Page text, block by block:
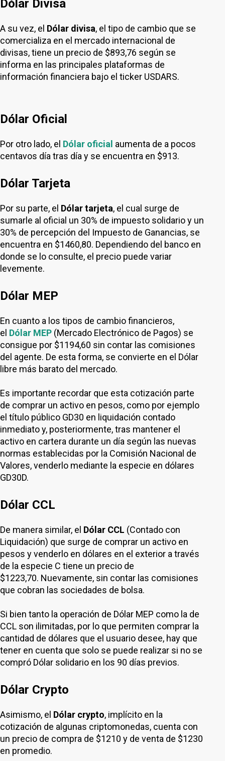
Dólar Divisa
A su vez, el Dólar divisa, el tipo de cambio que se
comercializa en el mercado internacional de
divisas, tiene un precio de $893,76 según se
informa en las principales plataformas de
información financiera bajo el ticker USDARS.
Dólar Oficial
Por otro lado, el Dólar oficial aumenta de a pocos
centavos día tras día y se encuentra en $913.
Dólar Tarjeta
Por su parte, el Dólar tarjeta, el cual surge de
sumarle al oficial un 30% de impuesto solidario y un
30% de percepción del Impuesto de Ganancias, se
encuentra en $1460,80. Dependiendo del banco en
donde se lo consulte, el precio puede variar
levemente.
Dólar MEP
En cuanto a los tipos de cambio financieros,
el Dólar MEP (Mercado Electrónico de Pagos) se
consigue por $1194,60 sin contar las comisiones
del agente. De esta forma, se convierte en el Dólar
libre más barato del mercado.
Es importante recordar que esta cotización parte
de comprar un activo en pesos, como por ejemplo
el título público GD30 en liquidación contado
inmediato y, posteriormente, tras mantener el
activo en cartera durante un día según las nuevas
normas establecidas por la Comisión Nacional de
Valores, venderlo mediante la especie en dólares
GD30D.
Dólar CCL
De manera similar, el Dólar CCL (Contado con
Liquidación) que surge de comprar un activo en
pesos y venderlo en dólares en el exterior a través
de la especie C tiene un precio de
$1223,70. Nuevamente, sin contar las comisiones
que cobran las sociedades de bolsa.
Si bien tanto la operación de Dólar MEP como la de
CCL son ilimitadas, por lo que permiten comprar la
cantidad de dólares que el usuario desee, hay que
tener en cuenta que solo se puede realizar si no se
compró Dólar solidario en los 90 días previos.
Dólar Crypto
Asimismo, el Dólar crypto, implícito en la
cotización de algunas criptomonedas, cuenta con
un precio de compra de $1210 y de venta de $1230
en promedio.